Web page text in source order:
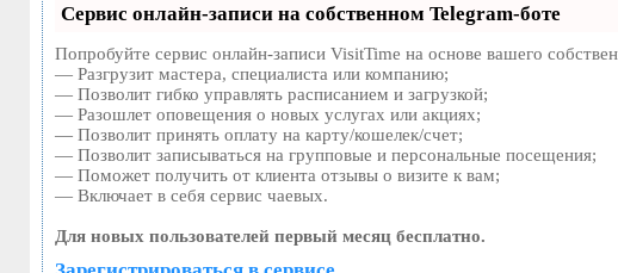
Сервис онлайн-записи на собственном Telegram-боте
Попробуйте сервис онлайн-записи VisitTime на основе вашего
— Разгрузит мастера, специалиста или компанию;
— Позволит гибко управлять расписанием и загрузкой;
— Разошлет оповещения о новых услугах или акциях;
— Позволит принять оплату на карту/кошелек/счет;
— Позволит записываться на групповые и персональные посещения;
— Поможет получить от клиента отзывы о визите к вам;
— Включает в себя сервис чаевых.
Для новых пользователей первый месяц бесплатно.